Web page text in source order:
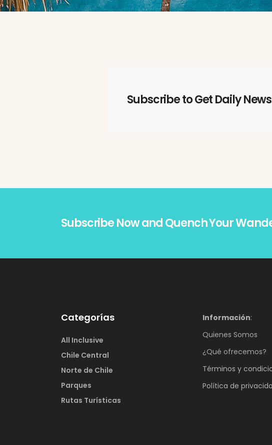
Subscribe to Get Daily
Subscribe Now and Quench Your
Categorías
All Inclusive
Chile Central
Norte de Chile
Parques
Rutas Turísticas
Información:
Quienes Somos
¿Qué ofrecemos?
Términos y
Política de